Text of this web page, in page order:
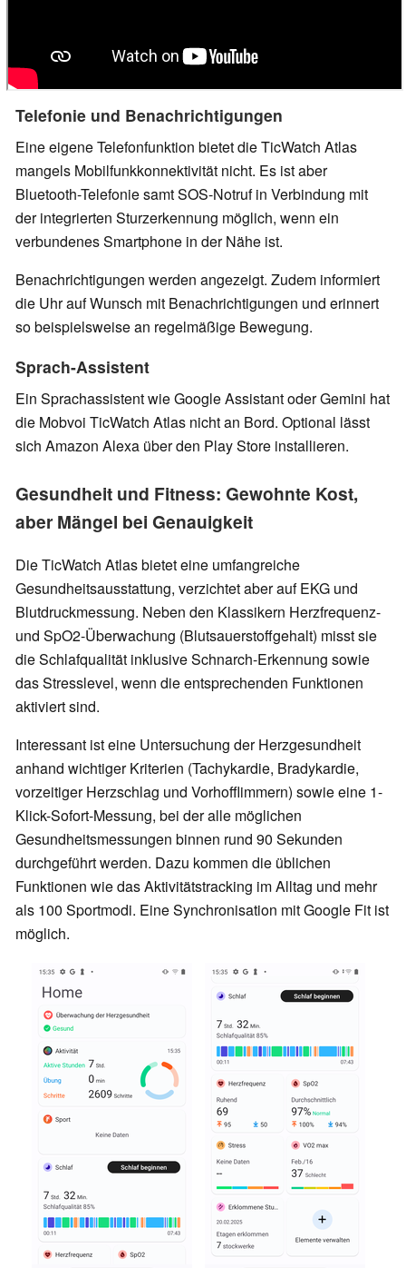
Telefonie und Benachrichtigungen
Eine eigene Telefonfunktion bietet die TicWatch Atlas
mangels Mobilfunkkonnektivität nicht. Es ist aber
Bluetooth-Telefonie samt SOS-Notruf in Verbindung mit
der integrierten Sturzerkennung möglich, wenn ein
verbundenes Smartphone in der Nähe ist.
Benachrichtigungen werden angezeigt. Zudem informiert
die Uhr auf Wunsch mit Benachrichtigungen und erinnert
so beispielsweise an regelmäßige Bewegung.
Sprach-Assistent
Ein Sprachassistent wie Google Assistant oder Gemini hat
die Mobvoi TicWatch Atlas nicht an Bord. Optional lässt
sich Amazon Alexa über den Play Store installieren.
Gesundheit und Fitness: Gewohnte Kost,
aber Mängel bei Genauigkeit
Die TicWatch Atlas bietet eine umfangreiche
Gesundheitsausstattung, verzichtet aber auf EKG und
Blutdruckmessung. Neben den Klassikern Herzfrequenz-
und SpO2-Überwachung (Blutsauerstoffgehalt) misst sie
die Schlafqualität inklusive Schnarch-Erkennung sowie
das Stresslevel, wenn die entsprechenden Funktionen
aktiviert sind.
Interessant ist eine Untersuchung der Herzgesundheit
anhand wichtiger Kriterien (Tachykardie, Bradykardie,
vorzeitiger Herzschlag und Vorhofflimmern) sowie eine 1-
Klick-Sofort-Messung, bei der alle möglichen
Gesundheitsmessungen binnen rund 90 Sekunden
durchgeführt werden. Dazu kommen die üblichen
Funktionen wie das Aktivitätstracking im Alltag und mehr
als 100 Sportmodi. Eine Synchronisation mit Google Fit ist
möglich.